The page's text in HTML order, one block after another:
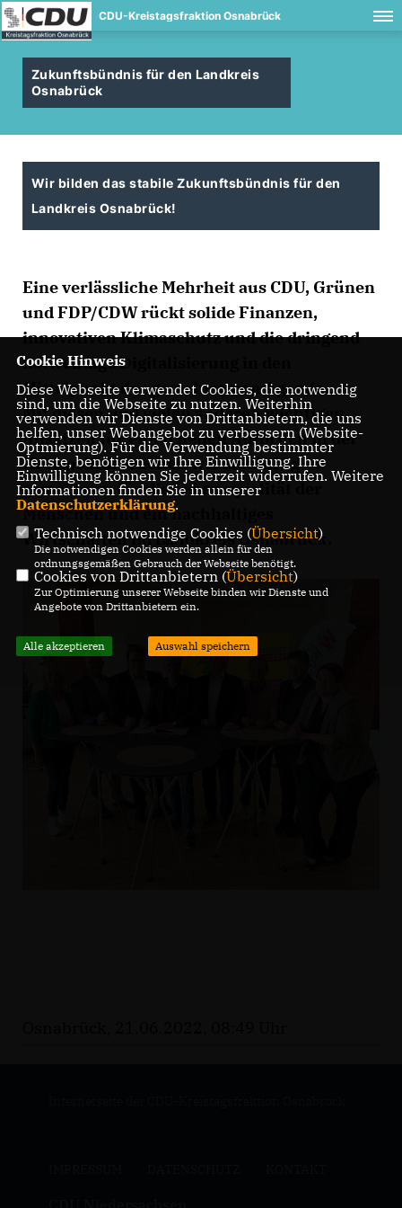
CDU-Kreistagsfraktion Osnabrück
Zukunftsbündnis für den Landkreis
Osnabrück
Wir bilden das stabile Zukunftsbündnis für den
Landkreis Osnabrück!
Eine verlässliche Mehrheit aus CDU, Grünen
und FDP/CDW rückt solide Finanzen,
innovativen Klimaschutz und die dringend
notwendige Digitalisierung in den
Mittelpunkt der gemeinsamen Agenda.
Mit diesen und vielen anderen wichtigen
Ansätzen für einen neuen Aufbruch in der
Kreispolitik arbeiten wir zukünftig
gemeinsam für die Lebensqualität der
Menschen und ein nachhaltiges
Wirtschaften im Landkreis Osnabrück.
Cookie Hinweis
Diese Webseite verwendet Cookies, die notwendig
sind, um die Webseite zu nutzen. Weiterhin
verwenden wir Dienste von Drittanbietern, die uns
helfen, unser Webangebot zu verbessern (Website-
Optmierung). Für die Verwendung bestimmter
Dienste, benötigen wir Ihre Einwilligung. Ihre
Einwilligung können Sie jederzeit widerrufen. Weitere
Informationen finden Sie in unserer
Datenschutzerklärung.
Technisch notwendige Cookies (Übersicht)
Die notwendigen Cookies werden allein für den
ordnungsgemäßen Gebrauch der Webseite benötigt.
Cookies von Drittanbietern (Übersicht)
Zur Optimierung unserer Webseite binden wir Dienste und
Angebote von Drittanbietern ein.
Alle akzeptieren Auswahl speichern